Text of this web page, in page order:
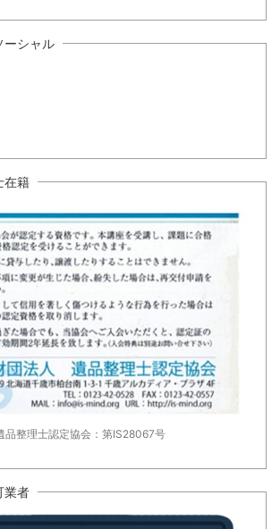
ーシャル
在籍
品整理士認定協会：第IS28067号
業者